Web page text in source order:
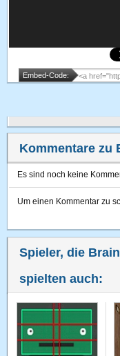
Embed-Code:
Kommentare zu
Es sind noch keine
Um einen Kommentar zu
Spieler, die
spielten auch: